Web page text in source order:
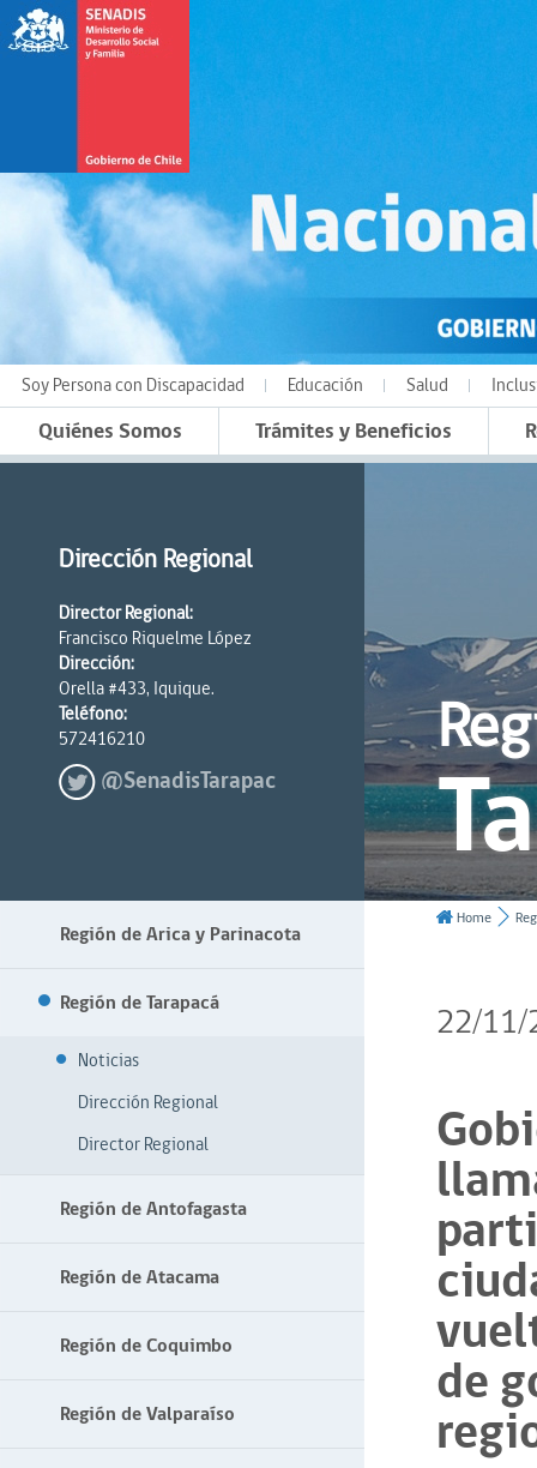
Soy Persona con Discapacidad Educación Salud
Quiénes Somos Trámites y Beneficios
Dirección Regional
Director Regional:
Francisco Riquelme López
Dirección:
Orella #433, Iquique.
Teléfono:
572416210
@SenadisTarapac
Región de Arica y Parinacota
Región de Tarapacá
Noticias
Dirección Regional
Director Regional
Región de Antofagasta
Región de Atacama
Región de Coquimbo
Región de Valparaíso
Home
22/
de